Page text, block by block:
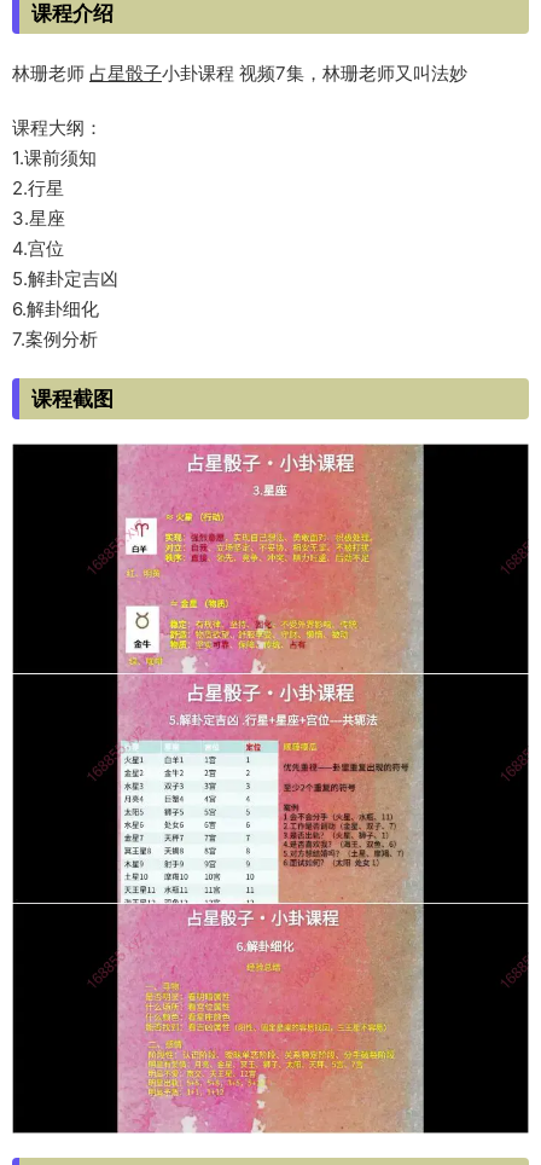
课程介绍
林珊老师 占星骰子小卦课程 视频7集，林珊老师又叫法妙
课程大纲：
1.课前须知
2.行星
3.星座
4.宫位
5.解卦定吉凶
6.解卦细化
7.案例分析
课程截图